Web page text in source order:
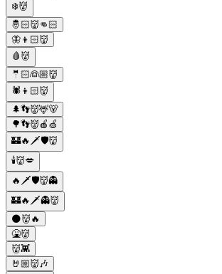
❄️👹
🤴🏻👹👊🏻
🦋👦🏻👹
🩸👹
🤵🏻👰🏼👹
🕷️👦🏻👹
🌲👣👹🦌🐻
🌳👣👹🍎🍏
🏰🔥🗡️🛡️👹
🕯️👹💋
🔥🗡️🛡️👹👻
🏰🔥🗡️👻👹
🌑👹🔥
🤮👹
👹👾
🤘🏼👹🎶